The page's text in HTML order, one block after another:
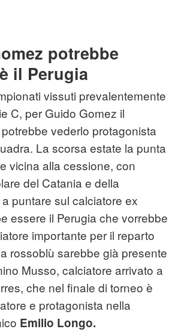
potrebbe
il Perugia
vissuti prevalentemente
C, per Guido Gomez il
vederlo protagonista
La scorsa estate la punta
vicina alla cessione, con
del Catania e della
puntare sul calciatore ex
essere il Perugia che vorrebbe
importante per il reparto
rossoblù sarebbe già presente
Musso, calciatore arrivato a
che nel finale di torneo è
e protagonista nella
Emilio Longo.